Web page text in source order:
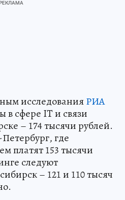
исследованияРИА
в сфере IT и связи
– 174 тысячи рублей.
где
платят 153 тысячи
следуют
– 121 и 110 тысяч